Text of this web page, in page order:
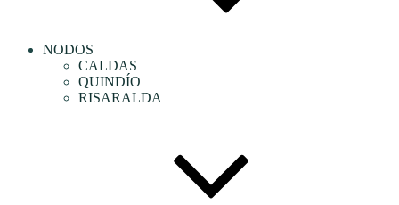
NODOS
CALDAS
QUINDÍO
RISARALDA